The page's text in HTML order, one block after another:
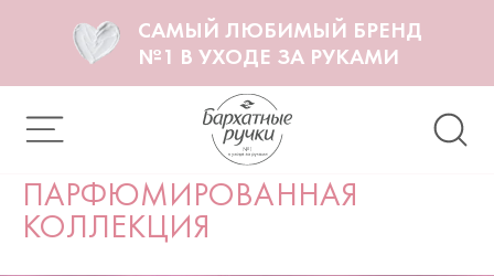
САМЫЙ ЛЮБИМЫЙ БРЕНД
№1 В УХОДЕ ЗА РУКАМИ
ПАРФЮМИРОВАННАЯ
КОЛЛЕКЦИЯ